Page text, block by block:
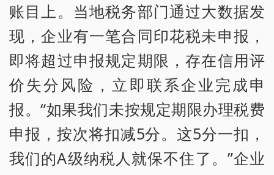
账目上。当地税务部门通过大数据发
现，企业有一笔合同印花税未申报，
即将超过申报规定期限，存在信用评
价失分风险，立即联系企业完成申
报。“如果我们未按规定期限办理税费
申报，按次将扣减5分。这5分一扣，
我们的A级纳税人就保不住了。”企业